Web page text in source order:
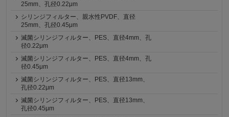
25mm、孔径0.22μm
シリンジフィルター、親水性PVDF、直径
25mm、孔径0.45μm
滅菌シリンジフィルター、PES、直径4mm、孔
径0.22μm
滅菌シリンジフィルター、PES、直径4mm、孔
径0.45μm
滅菌シリンジフィルター、PES、直径13mm、
孔径0.22μm
滅菌シリンジフィルター、PES、直径13mm、
孔径0.45μm